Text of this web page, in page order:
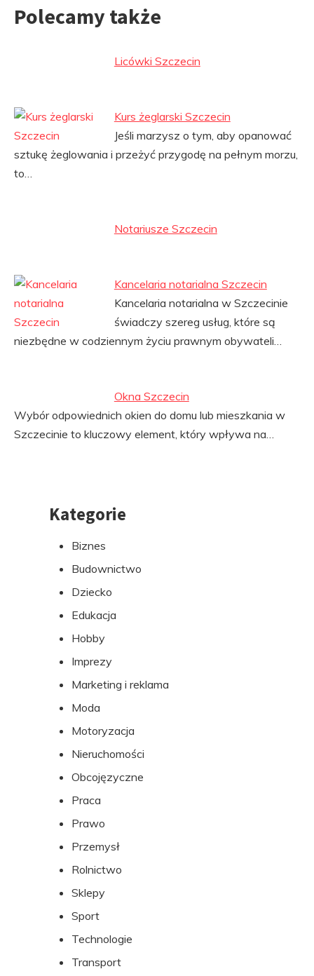
Polecamy także
Licówki Szczecin
Kurs żeglarski Szczecin
Jeśli marzysz o tym, aby opanować
sztukę żeglowania i przeżyć przygodę na pełnym morzu,
to…
Notariusze Szczecin
Kancelaria notarialna Szczecin
Kancelaria notarialna w Szczecinie
świadczy szereg usług, które są
niezbędne w codziennym życiu prawnym obywateli…
Okna Szczecin
Wybór odpowiednich okien do domu lub mieszkania w
Szczecinie to kluczowy element, który wpływa na…
PrzejdźKategorie
Biznes
Budownictwo
Dziecko
Edukacja
Hobby
Imprezy
Marketing i reklama
Moda
Motoryzacja
Nieruchomości
Obcojęzyczne
Praca
Prawo
Przemysł
Rolnictwo
Sklepy
Sport
Technologie
Transport